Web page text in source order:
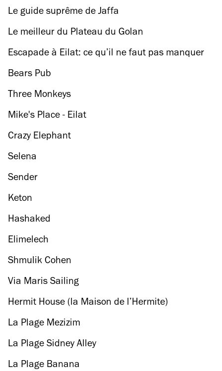
Le guide suprême de Jaffa
Le meilleur du Plateau du Golan
Escapade à Eilat: ce qu’il ne faut pas manquer
Bears Pub
Three Monkeys
​Mike's Place - Eilat
Crazy Elephant
Selena
Sender
Keton
Hashaked
Elimelech
Shmulik Cohen
Via Maris Sailing
Hermit House (la Maison de l’Hermite)
La Plage Mezizim
La Plage Sidney Alley
La Plage Banana